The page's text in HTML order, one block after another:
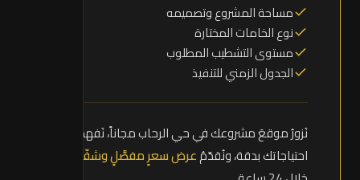
مساحة المشروع وتصميمه
نوع الخامات المختارة
مستوى التشطيب المطلوب
الجدول الزمني للتنفيذ
نَزورُ موقعَ مشروعك في حي الرحاب مجاناً، نَفهمُ
احتياجاتك بدقة، ونُقدّمُعرض سعرٍ مفصَّلٍ وشفّاف